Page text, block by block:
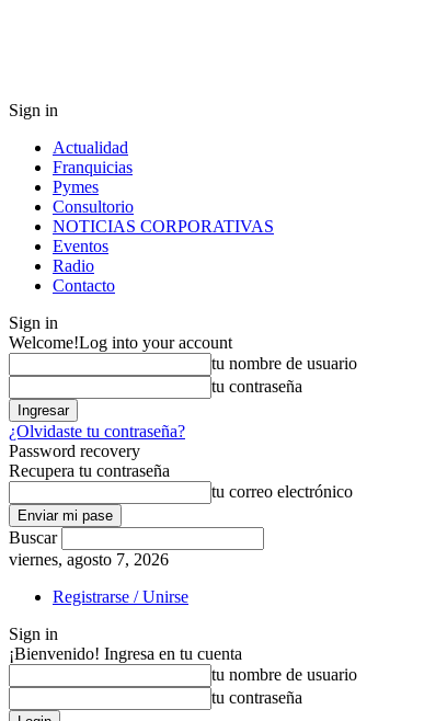
Sign in
Actualidad
Franquicias
Pymes
Consultorio
NOTICIAS CORPORATIVAS
Eventos
Radio
Contacto
Sign in
Welcome!Log into your account
tu nombre de usuario
tu contraseña
¿Olvidaste tu contraseña?
Password recovery
Recupera tu contraseña
tu correo electrónico
Buscar
viernes, agosto 7, 2026
Registrarse / Unirse
Sign in
¡Bienvenido! Ingresa en tu cuenta
tu nombre de usuario
tu contraseña